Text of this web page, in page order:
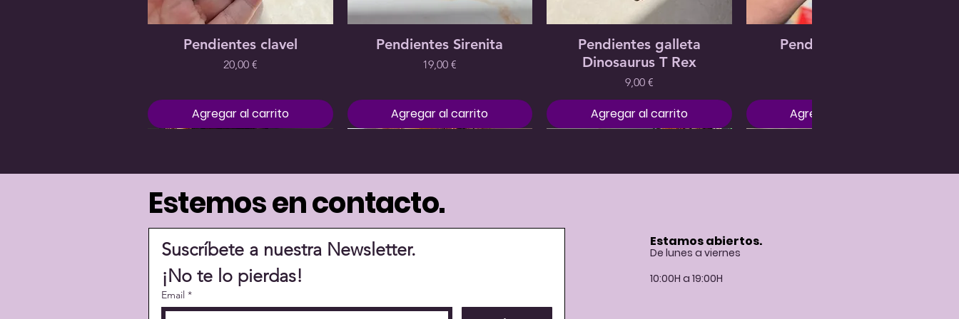
Precio
15,00 € Precio
18,00 € Precio
12,00 €
llave
Precio
15,00 €
Precio
20,00 €
Precio
19,00 €
Precio
19,00 €
Precio
9,00 €
Agotado
Agotado
Trooper
Agotado
Vista rápida
Pendientes clavel
Precio
20,00 €
Agregar al carrito
Vista rápida
Pendientes Sirenita
Precio
19,00 €
Agregar al carrito
Vista rápida
Pendientes galleta
Dinosaurus T Rex
Precio
9,00 €
Agregar al carrito
Vista rápida
Pendientes Mulán
Agregar al carrito
Estemos en contacto.
Suscríbete a nuestra Newsletter.
¡No te lo pierdas!
Email *
Estamos abiertos.
De lunes a viernes
10:00H a 19:00H